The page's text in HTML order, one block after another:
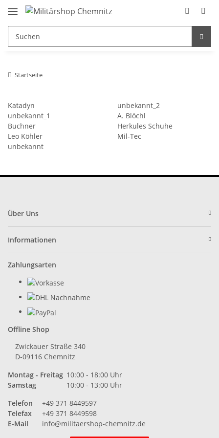
Startseite
Katadyn
unbekannt_2
unbekannt_1
A. Blöchl
Buchner
Herkules Schuhe
Leo Köhler
Mil-Tec
unbekannt
Über Uns
Informationen
Zahlungsarten
Offline Shop
Zwickauer Straße 340
D-09116 Chemnitz
Montag - Freitag 10:00 - 18:00 Uhr
Samstag
10:00 - 13:00 Uhr
Telefon
+49 371 8449597
Telefax
+49 371 8449598
E-Mail
info@militaershop-chemnitz.de